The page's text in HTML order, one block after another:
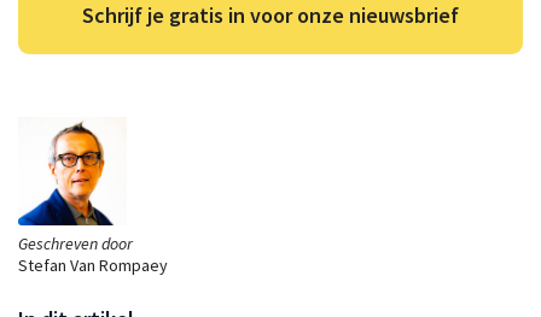
Geschreven door
Stefan Van Rompaey
Schrijf je gratis in voor onze nieuwsbrief